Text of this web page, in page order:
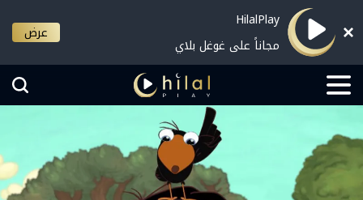
HilalPlay
مجاناً على غوغل بلاي
عرض